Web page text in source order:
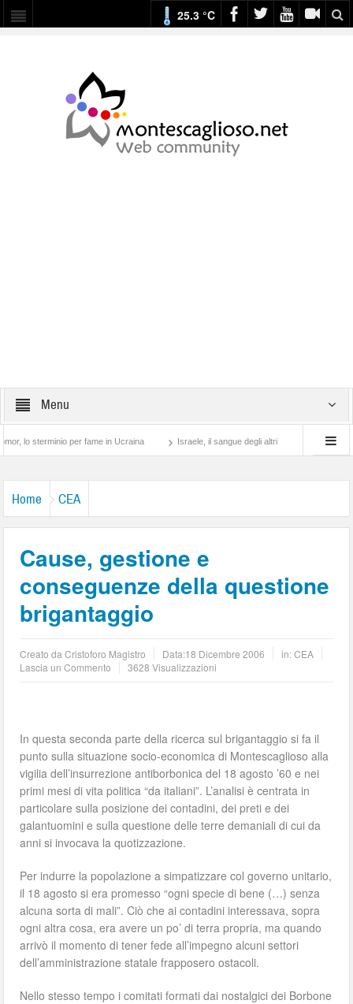
25.3 °C
Menu
per fame in Ucraina Israele, il sangue degli altri Lotta di classe…
Home CEA
Cause, gestione e
conseguenze della questione
brigantaggio
Creato daCristoforo Magistro Data:18 Dicembre 2006 in:CEA
Lascia un Commento
3628 Visualizzazioni
In questa seconda parte della ricerca sul brigantaggio si fa il
punto sulla situazione socio-economica di Montescaglioso alla
vigilia dell’insurrezione antiborbonica del 18 agosto ’60 e nei
primi mesi di vita politica “da italiani”. L’analisi è centrata in
particolare sulla posizione dei contadini, dei preti e dei
galantuomini e sulla questione delle terre demaniali di cui da
anni si invocava la quotizzazione.
Per indurre la popolazione a simpatizzare col governo unitario,
il 18 agosto si era promesso “ogni specie di bene (…) senza
alcuna sorta di mali”. Ciò che ai contadini interessava, sopra
ogni altra cosa, era avere un po’ di terra propria, ma quando
arrivò il momento di tener fede all’impegno alcuni settori
dell’amministrazione statale frapposero ostacoli.
Nello stesso tempo i comitati formati dai nostalgici dei Borbone